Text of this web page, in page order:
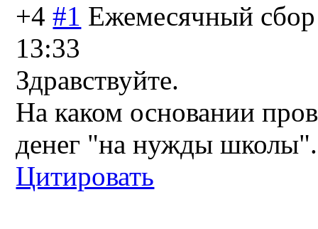
+4 #1 Ежемесячный сбор
13:33
Здравствуйте.
На каком основании
денег "на нужды школы".
Цитировать